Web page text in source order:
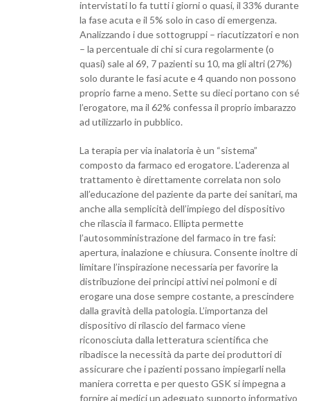
intervistati lo fa tutti i giorni o quasi, il 33% durante
la fase acuta e il 5% solo in caso di emergenza.
Analizzando i due sottogruppi – riacutizzatori e non
– la percentuale di chi si cura regolarmente (o
quasi) sale al 69, 7 pazienti su 10, ma gli altri (27%)
solo durante le fasi acute e 4 quando non possono
proprio farne a meno. Sette su dieci portano con sé
l’erogatore, ma il 62% confessa il proprio imbarazzo
ad utilizzarlo in pubblico.
La terapia per via inalatoria è un “sistema”
composto da farmaco ed erogatore. L’aderenza al
trattamento è direttamente correlata non solo
all’educazione del paziente da parte dei sanitari, ma
anche alla semplicità dell’impiego del dispositivo
che rilascia il farmaco. Ellipta permette
l’autosomministrazione del farmaco in tre fasi:
apertura, inalazione e chiusura. Consente inoltre di
limitare l’inspirazione necessaria per favorire la
distribuzione dei principi attivi nei polmoni e di
erogare una dose sempre costante, a prescindere
dalla gravità della patologia. L’importanza del
dispositivo di rilascio del farmaco viene
riconosciuta dalla letteratura scientifica che
ribadisce la necessità da parte dei produttori di
assicurare che i pazienti possano impiegarli nella
maniera corretta e per questo GSK si impegna a
fornire ai medici un adeguato supporto informativo